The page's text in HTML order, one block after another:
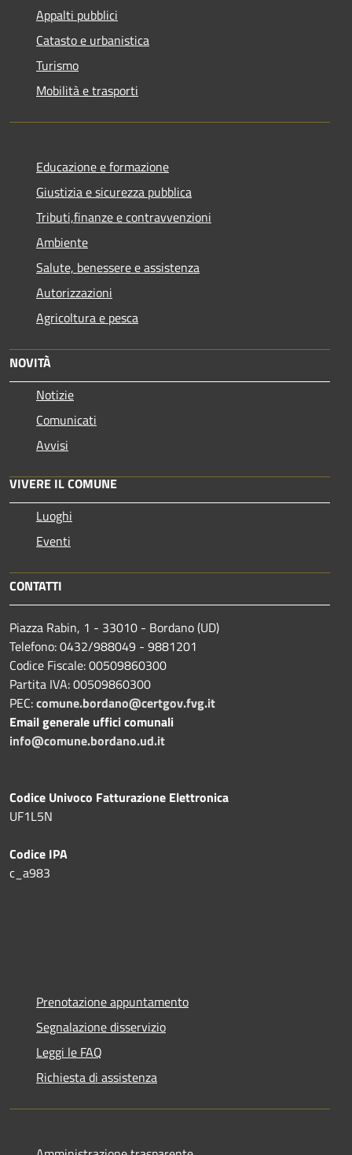
Appalti pubblici
Catasto e urbanistica
Turismo
Mobilità e trasporti
Educazione e formazione
Giustizia e sicurezza pubblica
Tributi,finanze e contravvenzioni
Ambiente
Salute, benessere e assistenza
Autorizzazioni
Agricoltura e pesca
NOVITÀ
Notizie
Comunicati
Avvisi
VIVERE IL COMUNE
Luoghi
Eventi
CONTATTI
Piazza Rabin, 1 - 33010 - Bordano (UD)
Telefono: 0432/988049 - 9881201
Codice Fiscale: 00509860300
Partita IVA: 00509860300
PEC:comune.bordano@certgov.fvg.it
Email generale uffici comunali
info@comune.bordano.ud.it
Codice Univoco Fatturazione Elettronica
UF1L5N
Codice IPA
c_a983
Prenotazione appuntamento
Segnalazione disservizio
Leggi le FAQ
Richiesta di assistenza